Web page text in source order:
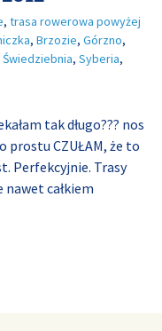
, trasa rowerowa powyżej
, Brzozie, Górzno,
Świedziebnia, Syberia,
tak długo??? nos
prostu CZUŁAM, że to
Perfekcyjnie. Trasy
całkiem